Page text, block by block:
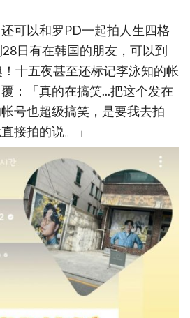
可以和罗PD一起拍人生四格
日有在韩国的朋友，可以到
！十五夜甚至还标记李泳知的帐
：「真的在搞笑...把这个发在
号也超级搞笑，是要我去拍
接拍的说。」